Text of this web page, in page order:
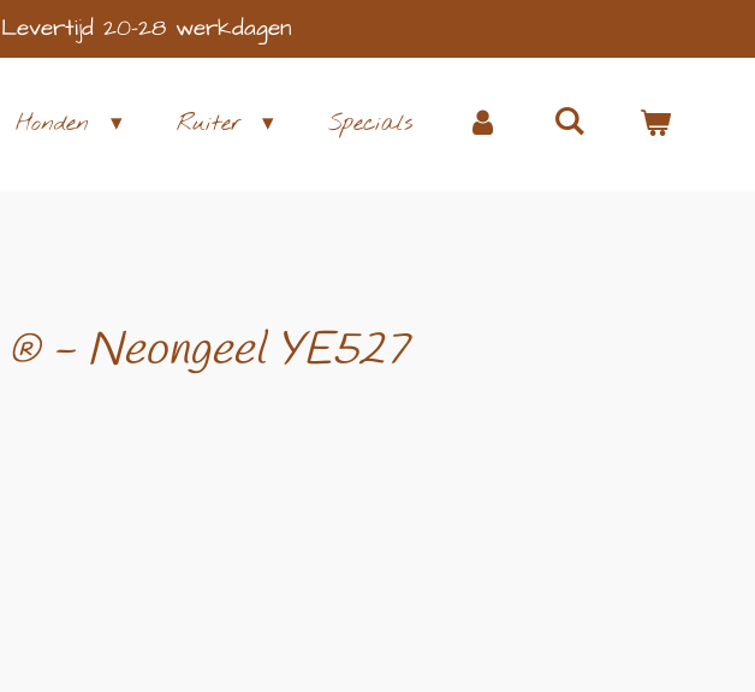
Levertijd 20-28 werkdagen
Honden Ruiter Specials
® - Neongeel YE527